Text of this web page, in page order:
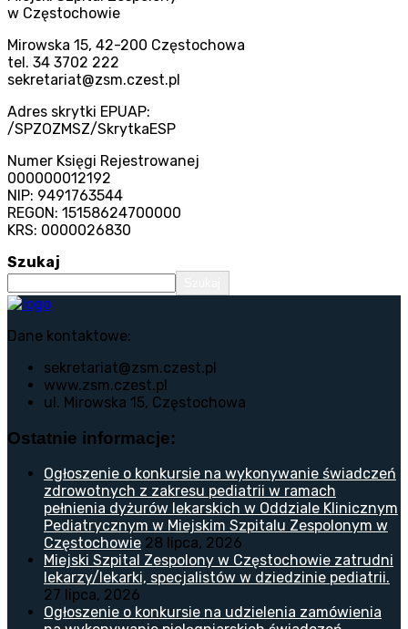
w Częstochowie
Mirowska 15, 42-200 Częstochowa
tel. 34 3702 222
sekretariat@zsm.czest.pl
Adres skrytki EPUAP:
/SPZOZMSZ/SkrytkaESP
Numer Księgi Rejestrowanej
000000012192
NIP: 9491763544
REGON: 15158624700000
KRS: 0000026830
Szukaj
Dane kontaktowe:
sekretariat@zsm.czest.pl
www.zsm.czest.pl
ul. Mirowska 15, Częstochowa
Ostatnie informacje:
Ogłoszenie o konkursie na wykonywanie świadczeń
zdrowotnych z zakresu pediatrii w ramach
pełnienia dyżurów lekarskich w Oddziale Klinicznym
Pediatrycznym w Miejskim Szpitalu Zespolonym w
Częstochowie 28 lipca, 2026
Miejski Szpital Zespolony w Częstochowie zatrudni
lekarzy/lekarki, specjalistów w dziedzinie pediatrii.
27 lipca, 2026
Ogłoszenie o konkursie na udzielenia zamówienia